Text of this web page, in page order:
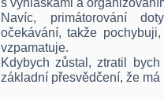
Navíc, primátorování
očekávání, takže
vzpamatuje.
Kdybych zůstal, ztratil
základní přesvědčení, že